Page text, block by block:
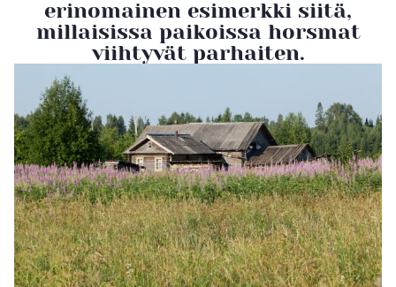
erinomainen esimerkki siitä,
millaisissa paikoissa horsmat
viihtyvät parhaiten.